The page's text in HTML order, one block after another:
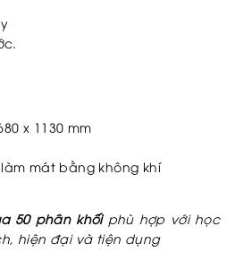
x 1130 mm
mát bằng không khí
50 phân khốiphù hợp với học
hiện đại và tiện dụng